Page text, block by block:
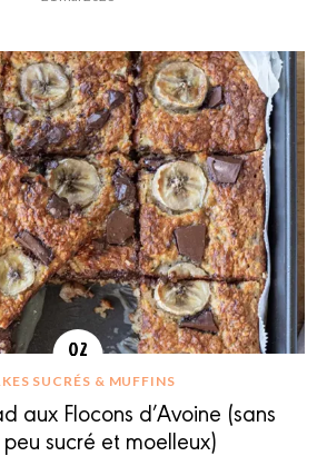
SUCRÉS & MUFFINS
aux Flocons d’Avoine (sans
sucré et moelleux)